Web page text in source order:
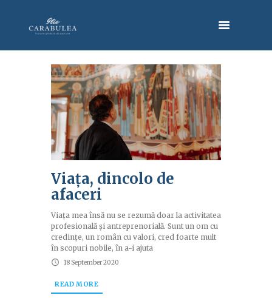
Viaţa, dincolo de
afaceri
Viața mea însă nu se rezumă doar la activitatea
profesională și antreprenorială. Sunt un om cu
credințe, un român cu valori, cred foarte mult
în scopuri nobile, în a-i ajuta
18 September 2020
READ MORE